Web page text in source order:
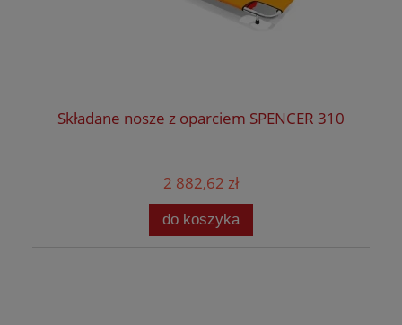
Składane nosze z oparciem SPENCER 310
2 882,62 zł
do koszyka